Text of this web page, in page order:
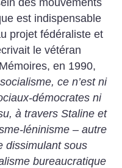
est indispensable
projet fédéraliste et
le vétéran
en 1990,
ce n’est ni
démocrates ni
à travers Staline et
léninisme – autre
dissimulant sous
bureaucratique